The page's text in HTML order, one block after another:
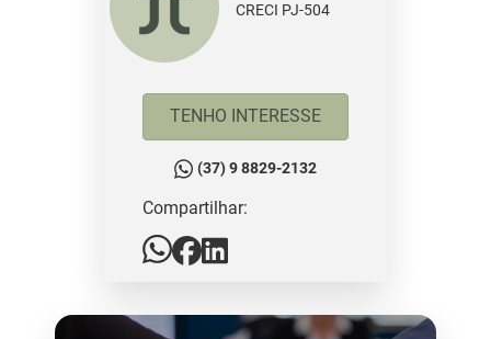
CRECI PJ-504
TENHO INTERESSE
(37) 9 8829-2132
Compartilhar: